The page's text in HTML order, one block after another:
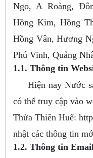
Ngo, A Roàng,
Hồng Kim, Hồng
Hồng Vân, Hương
Phú Vinh, Quảng
1.1. Thông tin
Hiện nay Nước
có thể truy cập vào
Thừa Thiên Huế:
nhật các thông tin
1.2. Thông tin